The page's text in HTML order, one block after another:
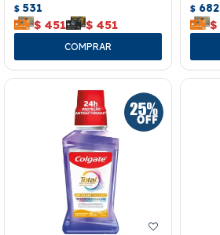
$ 531
$ 451 $ 451
Regalo.
$ 682
$